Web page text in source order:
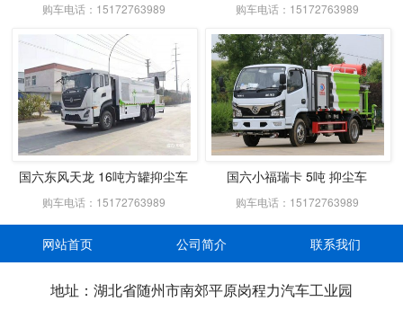
购车电话：15172763989 购车电话：15172763989
国六东风天龙 16吨方罐抑尘车
购车电话：15172763989
国六小福瑞卡 5吨 抑尘车
购车电话：15172763989
网站首页 公司简介 联系我们
地址：湖北省随州市南郊平原岗程力汽车工业园